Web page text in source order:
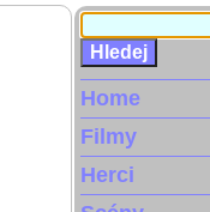
Home
Filmy
Herci